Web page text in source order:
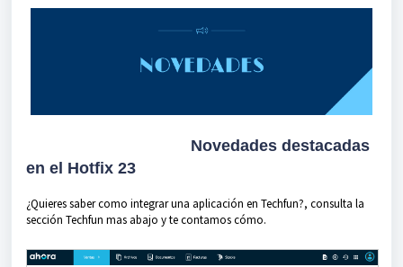
Novedades destacadas
en el Hotfix 23
¿Quieres saber como integrar una aplicación en Techfun?, consulta la
sección Techfun mas abajo y te contamos cómo.